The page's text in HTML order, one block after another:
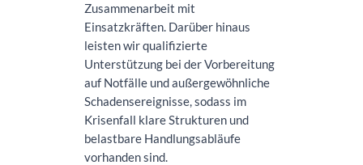
Zusammenarbeit mit
Einsatzkräften. Darüber hinaus
leisten wir qualifizierte
Unterstützung bei der Vorbereitung
auf Notfälle und außergewöhnliche
Schadensereignisse, sodass im
Krisenfall klare Strukturen und
belastbare Handlungsabläufe
vorhanden sind.